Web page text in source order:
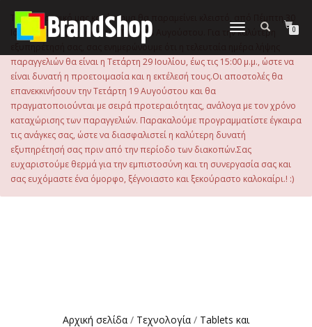
περιεχόμενο
Εναλλαγή
0
Το ηλεκτρονικό μας κατάστημα θα παραμείνει κλειστό, από Πέμπτη 30
Ιουλίου 2026 μέχρι και την Τρίτη 18 Αυγούστου. Για την καλύτερη
εξυπηρέτησή σας, σας ενημερώνουμε ότι η τελευταία ημέρα λήψης
παραγγελιών θα είναι η Τετάρτη 29 Ιουλίου, έως τις 15:00 μ.μ., ώστε να
είναι δυνατή η προετοιμασία και η εκτέλεσή τους.Οι αποστολές θα
επανεκκινήσουν την Τετάρτη 19 Αυγούστου και θα
πραγματοποιούνται με σειρά προτεραιότητας, ανάλογα με τον χρόνο
καταχώρισης των παραγγελιών. Παρακαλούμε προγραμματίστε έγκαιρα
τις ανάγκες σας, ώστε να διασφαλιστεί η καλύτερη δυνατή
εξυπηρέτησή σας πριν από την περίοδο των διακοπών.Σας
ευχαριστούμε θερμά για την εμπιστοσύνη και τη συνεργασία σας και
σας ευχόμαστε ένα όμορφο, ξέγνοιαστο και ξεκούραστο καλοκαίρι.! :)
Αρχική σελίδα / Τεχνολογία / Tablets και